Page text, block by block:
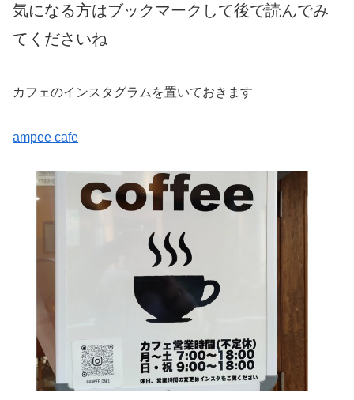
気になる方はブックマークして後で読んでみ
てくださいね
カフェのインスタグラムを置いておきます
ampee cafe